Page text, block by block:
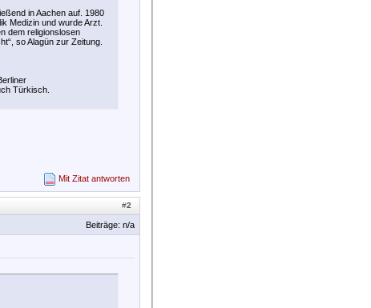
in Aachen auf. 1980
Medizin und wurde Arzt.
dem religionslosen
so Alagün zur Zeitung.
Türkisch.
Mit Zitat antworten
#2
Beiträge: n/a